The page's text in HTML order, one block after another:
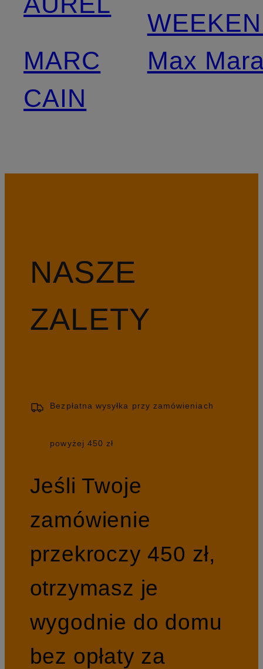
MARC
CAIN
Max
NASZE
ZALETY
Bezpłatna wysyłka przy zamówieniach
powyżej 450 zł
Jeśli Twoje
zamówienie
przekroczy 450 zł,
otrzymasz je
wygodnie do domu
bez opłaty za